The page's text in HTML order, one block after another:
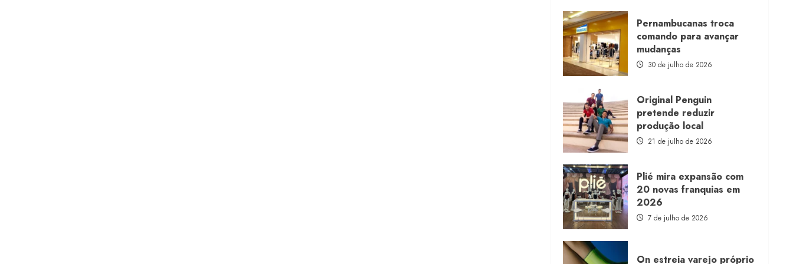
Morena
Rosa
lança
franquia
com
estoque
consignado
Pernambucanas troca
comando para avançar
mudanças
30 de julho de 2026
Original Penguin
pretende reduzir
produção local
21 de julho de 2026
Plié mira expansão com
20 novas franquias em
2026
7 de julho de 2026
On estreia varejo próprio